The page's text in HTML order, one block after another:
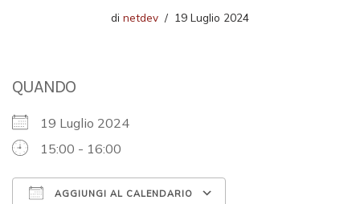
di netdev 19 Luglio 2024
QUANDO
19 Luglio 2024
15:00 - 16:00
AGGIUNGI AL CALENDARIO